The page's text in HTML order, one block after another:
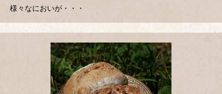
様々なにおいが・・・